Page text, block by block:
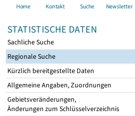
Home Kontakt Suche Newsletter
STATISTISCHE DATEN
Sachliche Suche
Regionale Suche
Kürzlich bereitgestellte Daten
Allgemeine Angaben, Zuordnungen
Gebietsveränderungen,
Änderungen zum Schlüsselverzeichnis